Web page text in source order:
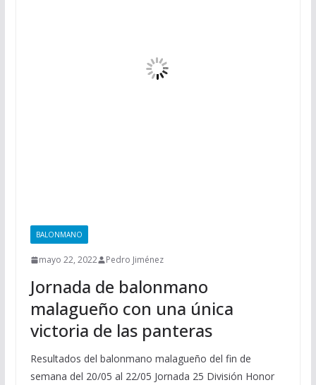
BALONMANO
mayo 22, 2022 Pedro Jiménez
Jornada de balonmano
malagueño con una única
victoria de las panteras
Resultados del balonmano malagueño del fin de
semana del 20/05 al 22/05 Jornada 25 División Honor